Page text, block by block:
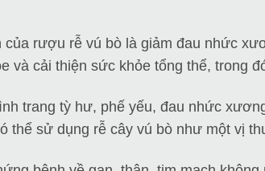
của rượu rễ vú bò là giảm đau nhức
và cải thiện sức khỏe tổng thể, trong
trang tỳ hư, phế yếu, đau nhức
thể sử dụng rễ cây vú bò như một vị